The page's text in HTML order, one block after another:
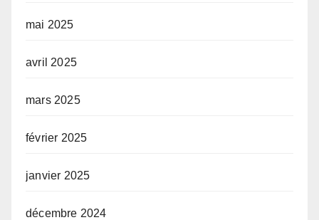
mai 2025
avril 2025
mars 2025
février 2025
janvier 2025
décembre 2024